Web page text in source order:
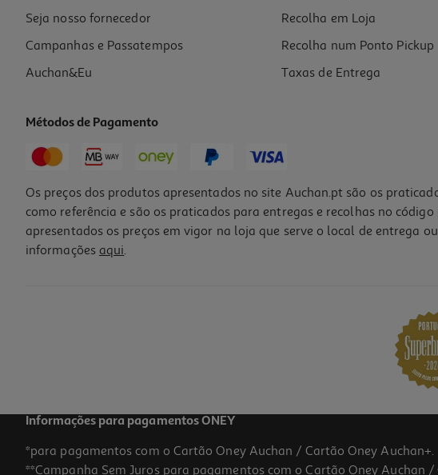
Seja nosso fornecedor
Campanhas e Passatempos
Auchan&Eu
Recolha em Loja
Recolha num Ponto Pickup
Taxas de Entrega
Métodos de Pagamento
Os preços dos produtos apresentados no site Auchan.pt são os
como referência e são os praticados para entregas e recolhas no
apresentados os preços em vigor na loja que serve o local de entrega
informações aqui.
Informações para pagamentos ONEY
*para pagamentos com o Cartão Oney Auchan / Cartão Oney Auchan+.
**Campanha Sem Juros para pagamentos com o Cartão Oney